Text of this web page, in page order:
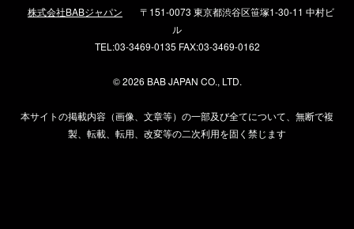
株式会社BABジャパン
〒151-0073 東京都渋谷区笹塚1-30-11 中村ビ
ル
TEL:03-3469-0135 FAX:03-3469-0162
©2026 BAB JAPAN CO., LTD.
本サイトの掲載内容（画像、文章等）の一部及び全てについて、無断で複
製、転載、転用、改変等の二次利用を固く禁じます